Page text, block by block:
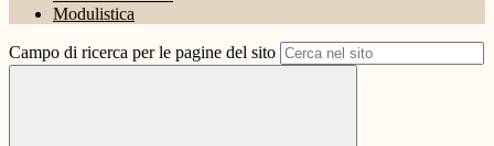
Modulistica
Campo di ricerca per le pagine del sito